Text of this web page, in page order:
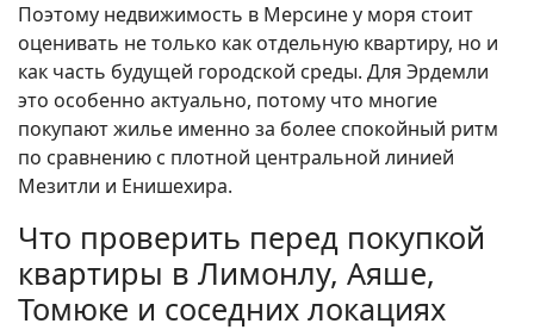
Поэтому недвижимость в Мерсине у моря стоит
оценивать не только как отдельную квартиру, но и
как часть будущей городской среды. Для Эрдемли
это особенно актуально, потому что многие
покупают жилье именно за более спокойный ритм
по сравнению с плотной центральной линией
Мезитли и Енишехира.
Что проверить перед покупкой
квартиры в Лимонлу, Аяше,
Томюке и соседних локациях